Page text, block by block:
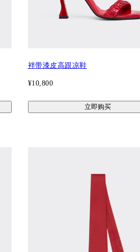
袢带漆皮高跟凉鞋
¥10,800
立即购买